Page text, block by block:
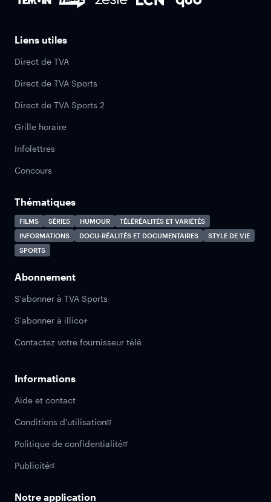
Liens utiles
Direct de TVA
Direct de TVA Sports
Direct de TVA Sports 2
Grille horaire
Infolettres
Concours
Thématiques
FILMS SÉRIES HUMOUR
TÉLÉRÉALITÉS ET VARIÉTÉS
INFORMATIONS
DOCU-RÉALITÉS ET DOCUMENTAIRES
STYLE DE VIE
SPORTS
Abonnement
S'abonner à TVA Sports
S'abonner à illico+
Contactez votre fournisseur télé
Informations
Aide et contact
Conditions d'utilisation
Politique de confidentialité
Publicité
Notre application